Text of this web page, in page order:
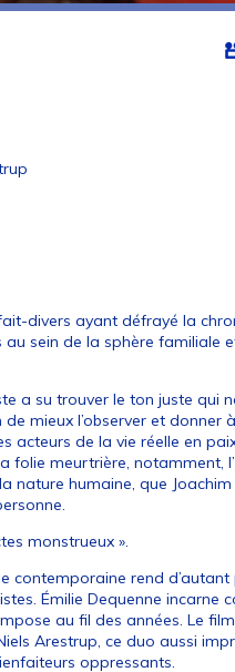
divers ayant défrayé la
sein de la sphère familiale
a su trouver le ton juste qui
mieux l’observer et donner
acteurs de la vie réelle en
meurtrière, notamment,
nature humaine, que
monstrueux ».
contemporaine rend
Émilie Dequenne incarne
au fil des années. Le
Arestrup, ce duo aussi
oppressants.